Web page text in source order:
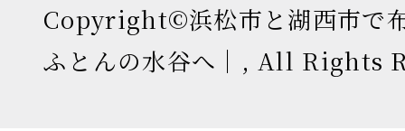
Copyright©浜松市と湖西市で
ふとんの水谷へ｜, All Rights